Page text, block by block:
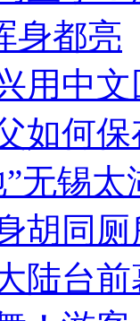
身都亮
用中
如何
无锡
胡同
陆台